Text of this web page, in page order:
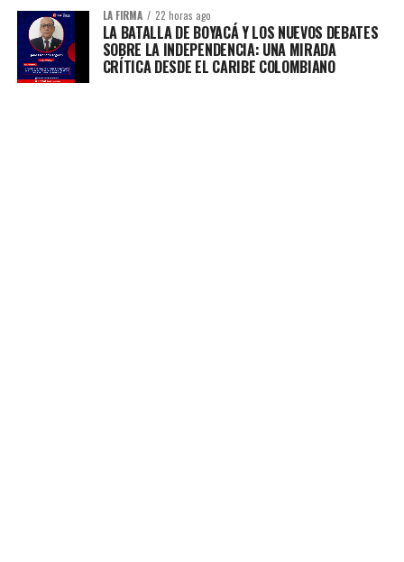
LA FIRMA 22 horas ago
LA BATALLA DE BOYACÁ Y LOS NUEVOS DEBATES
SOBRE LA INDEPENDENCIA: UNA MIRADA
CRÍTICA DESDE EL CARIBE COLOMBIANO